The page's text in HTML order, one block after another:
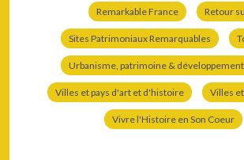
Remarkable France Retour
Sites Patrimoniaux Remarquables
Urbanisme, patrimoine &
Villes et pays d'art et d'histoire Villes
Vivre l'Histoire en Son Coeur